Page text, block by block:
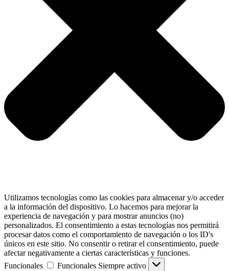
Utilizamos tecnologías como las cookies para almacenar y/o acceder
a la información del dispositivo. Lo hacemos para mejorar la
experiencia de navegación y para mostrar anuncios (no)
personalizados. El consentimiento a estas tecnologías nos permitirá
procesar datos como el comportamiento de navegación o los ID's
únicos en este sitio. No consentir o retirar el consentimiento, puede
afectar negativamente a ciertas características y funciones.
Funcionales
Funcionales Siempre activo